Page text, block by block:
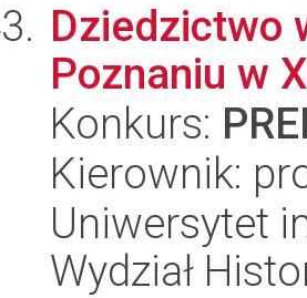
Dziedzictwo
Poznaniu w
Konkurs:
Kierownik:
Uniwersytet
Wydział